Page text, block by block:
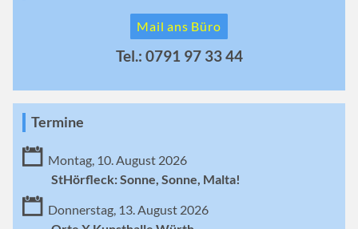
Mail ans Büro
Tel.: 0791 97 33 44
Termine
Montag, 10. August 2026
StHörfleck: Sonne, Sonne, Malta!
Donnerstag, 13. August 2026